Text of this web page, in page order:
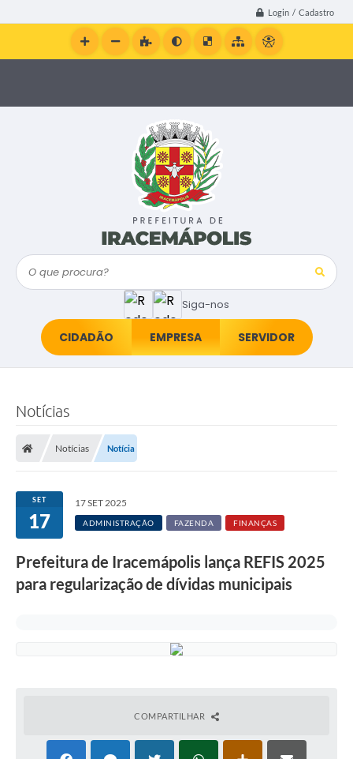
Login / Cadastro
Siga-nos
O que procura?
CIDADÃO EMPRESA SERVIDOR
Notícias
Notícias Notícia
SET
17
17 SET 2025
ADMINISTRAÇÃO FAZENDA FINANÇAS
Prefeitura de Iracemápolis lança REFIS 2025
para regularização de dívidas municipais
COMPARTILHAR